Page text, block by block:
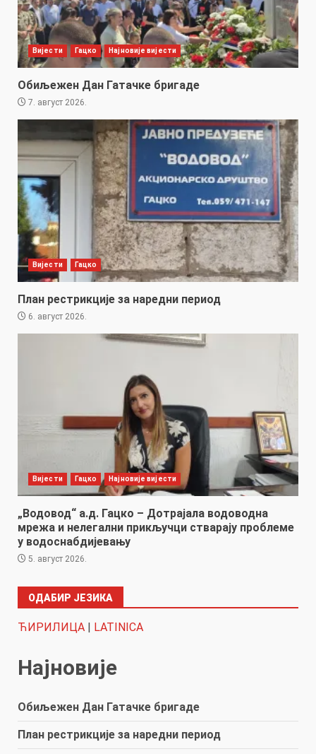
Вијести Гацко Најновије вијести
Обиљежен Дан Гатачке бригаде
7. август 2026.
Вијести Гацко
План рестрикције за наредни период
6. август 2026.
Вијести Гацко Најновије вијести
„Водовод“ а.д. Гацко – Дотрајала водоводна
мрежа и нелегални прикључци стварају проблеме
у водоснабдијевању
5. август 2026.
ОДАБИР ЈЕЗИКА
ЋИРИЛИЦА | LATINICA
Најновије
Обиљежен Дан Гатачке бригаде
План рестрикције за наредни период